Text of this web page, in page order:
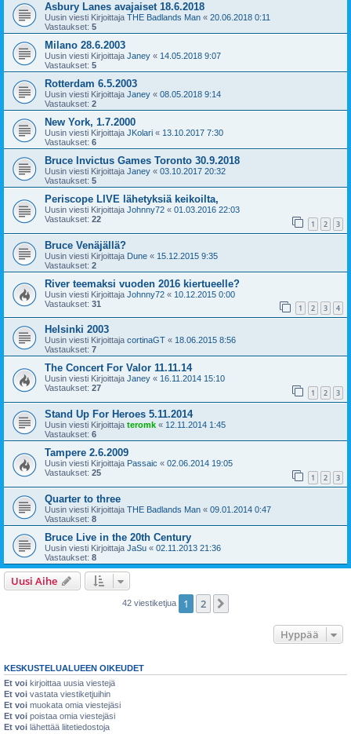
Asbury Lanes avajaiset 18.6.2018
Uusin viesti Kirjoittaja THE Badlands Man « 20.06.2018 0:11
Vastaukset: 5
Milano 28.6.2003
Uusin viesti Kirjoittaja Janey « 14.05.2018 9:07
Vastaukset: 5
Rotterdam 6.5.2003
Uusin viesti Kirjoittaja Janey « 08.05.2018 9:14
Vastaukset: 2
New York, 1.7.2000
Uusin viesti Kirjoittaja JKolari « 13.10.2017 7:30
Vastaukset: 6
Bruce Invictus Games Toronto 30.9.2018
Uusin viesti Kirjoittaja Janey « 03.10.2017 20:32
Vastaukset: 5
Periscope LIVE lähetyksiä keikoilta,
Uusin viesti Kirjoittaja Johnny72 « 01.03.2016 22:03
Vastaukset: 22 1 2 3
Bruce Venäjällä?
Uusin viesti Kirjoittaja Dune « 15.12.2015 9:35
Vastaukset: 2
River teemaksi vuoden 2016 kiertueelle?
Uusin viesti Kirjoittaja Johnny72 « 10.12.2015 0:00
Vastaukset: 31 1 2 3 4
Helsinki 2003
Uusin viesti Kirjoittaja cortinaGT « 18.06.2015 8:56
Vastaukset: 7
The Concert For Valor 11.11.14
Uusin viesti Kirjoittaja Janey « 16.11.2014 15:10
Vastaukset: 27 1 2 3
Stand Up For Heroes 5.11.2014
Uusin viesti Kirjoittaja teromk « 12.11.2014 1:45
Vastaukset: 6
Tampere 2.6.2009
Uusin viesti Kirjoittaja Passaic « 02.06.2014 19:05
Vastaukset: 25 1 2 3
Quarter to three
Uusin viesti Kirjoittaja THE Badlands Man « 09.01.2014 0:47
Vastaukset: 8
Bruce Live in the 20th Century
Uusin viesti Kirjoittaja JaSu « 02.11.2013 21:36
Vastaukset: 8
Uusi Aihe
42 viestiketjua 1 2
Hyppää
KESKUSTELUALUEEN OIKEUDET
Et voi kirjoittaa uusia viestejä
Et voi vastata viestiketjuihin
Et voi muokata omia viestejäsi
Et voi poistaa omia viestejäsi
Et voi lähettää liitetiedostoja